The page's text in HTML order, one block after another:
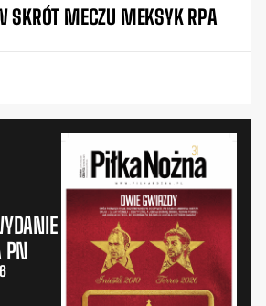
SKRÓT MECZU MEKSYK RPA
PN